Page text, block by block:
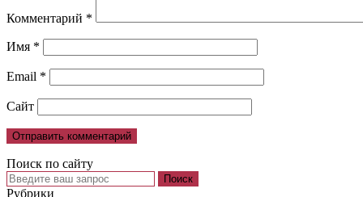
Комментарий *
Имя *
Email *
Сайт
Поиск по сайту
Рубрики